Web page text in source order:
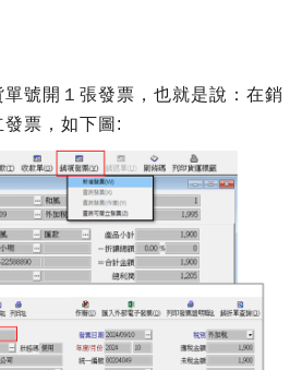
號開１張發票，也就是說：在銷
票，如下圖: